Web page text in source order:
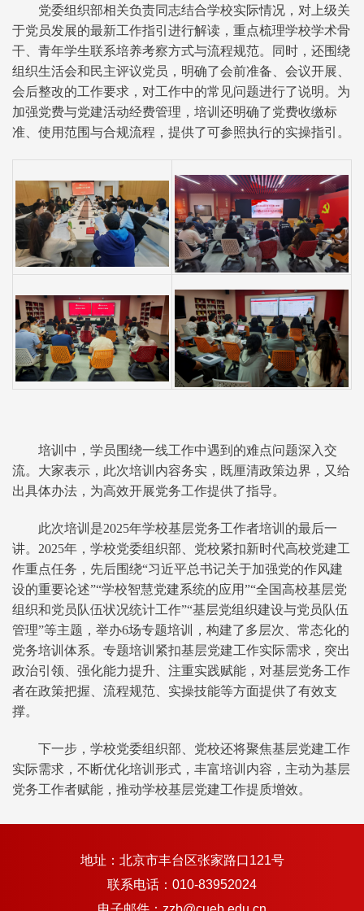
党委组织部相关负责同志结合学校实际情况，对上级关
于党员发展的最新工作指引进行解读，重点梳理学校学术骨
干、青年学生联系培养考察方式与流程规范。同时，还围绕
组织生活会和民主评议党员，明确了会前准备、会议开展、
会后整改的工作要求，对工作中的常见问题进行了说明。为
加强党费与党建活动经费管理，培训还明确了党费收缴标
准、使用范围与合规流程，提供了可参照执行的实操指引。
培训中，学员围绕一线工作中遇到的难点问题深入交
流。大家表示，此次培训内容务实，既厘清政策边界，又给
出具体办法，为高效开展党务工作提供了指导。
此次培训是2025年学校基层党务工作者培训的最后一
讲。2025年，学校党委组织部、党校紧扣新时代高校党建工
作重点任务，先后围绕“习近平总书记关于加强党的作风建
设的重要论述”“学校智慧党建系统的应用”“全国高校基层党
组织和党员队伍状况统计工作”“基层党组织建设与党员队伍
管理”等主题，举办6场专题培训，构建了多层次、常态化的
党务培训体系。专题培训紧扣基层党建工作实际需求，突出
政治引领、强化能力提升、注重实践赋能，对基层党务工作
者在政策把握、流程规范、实操技能等方面提供了有效支
撑。
下一步，学校党委组织部、党校还将聚焦基层党建工作
实际需求，不断优化培训形式，丰富培训内容，主动为基层
党务工作者赋能，推动学校基层党建工作提质增效。
地址：北京市丰台区张家路口121号
联系电话：010-83952024